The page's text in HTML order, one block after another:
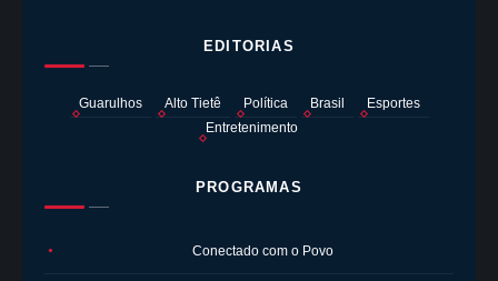
EDITORIAS
Guarulhos Alto Tietê Política Brasil
Esportes
Entretenimento
PROGRAMAS
● Conectado com o Povo